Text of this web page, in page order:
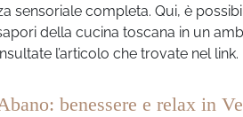
sensoriale completa. Qui, è
della cucina toscana in un
l’articolo che trovate nel link.
benessere e relax in